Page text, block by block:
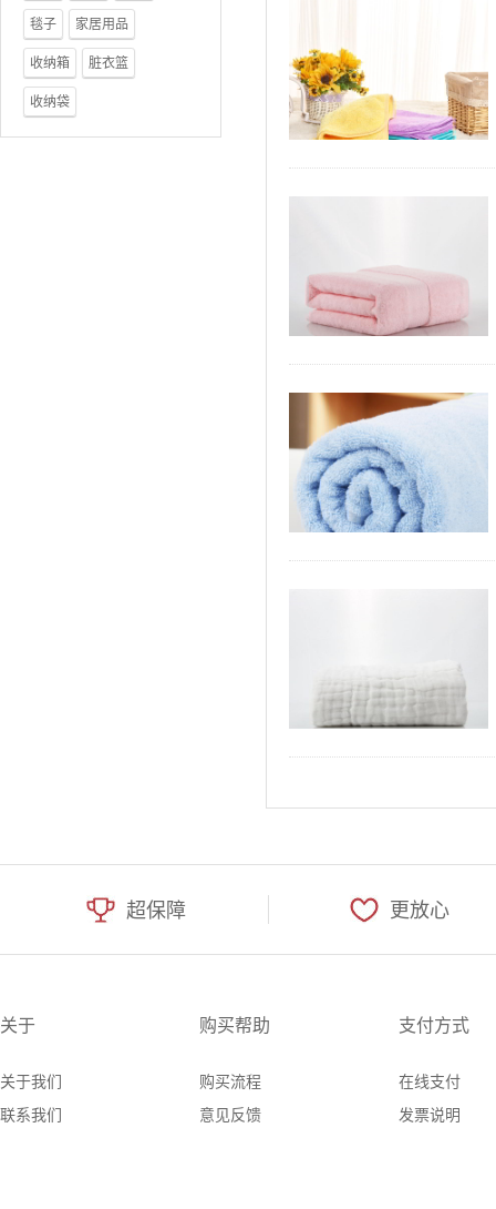
毯子 家居用品
收纳箱 脏衣篮
收纳袋
超保障 更放心
关于
关于我们
联系我们
购买帮助
购买流程
意见反馈
支付方式
在线支付
发票说明